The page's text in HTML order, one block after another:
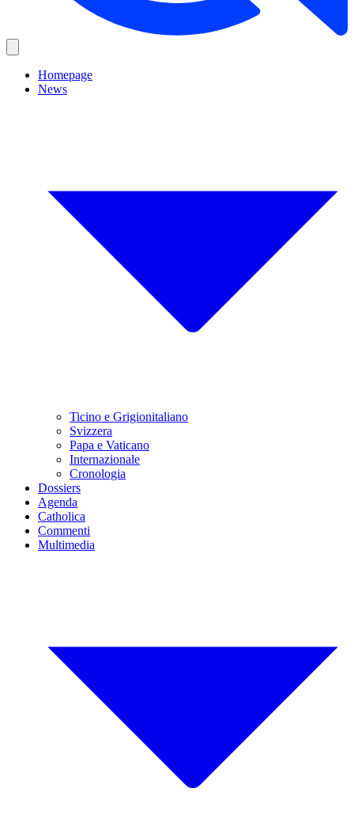
Homepage
News
Ticino e Grigionitaliano
Svizzera
Papa e Vaticano
Internazionale
Cronologia
Dossiers
Agenda
Catholica
Commenti
Multimedia